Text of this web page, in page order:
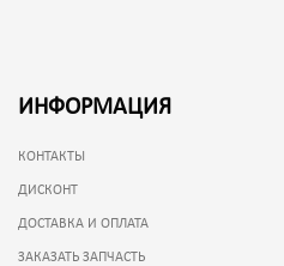
ИНФОРМАЦИЯ
КОНТАКТЫ
ДИСКОНТ
ДОСТАВКА И ОПЛАТА
ЗАКАЗАТЬ ЗАПЧАСТЬ